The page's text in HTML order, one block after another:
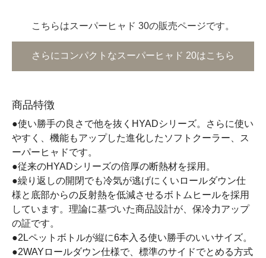
こちらはスーパーヒャド 30の販売ページです。
さらにコンパクトなスーパーヒャド 20はこちら
商品特徴
●使い勝手の良さで他を抜くHYADシリーズ。さらに使い
やすく、機能もアップした進化したソフトクーラー、ス
ーパーヒャドです。
●従来のHYADシリーズの倍厚の断熱材を採用。
●繰り返しの開閉でも冷気が逃げにくいロールダウン仕
様と底部からの反射熱を低減させるボトムヒールを採用
しています。理論に基づいた商品設計が、保冷力アップ
の証です。
●2Lペットボトルが縦に6本入る使い勝手のいいサイズ。
●2WAYロールダウン仕様で、標準のサイドでとめる方式